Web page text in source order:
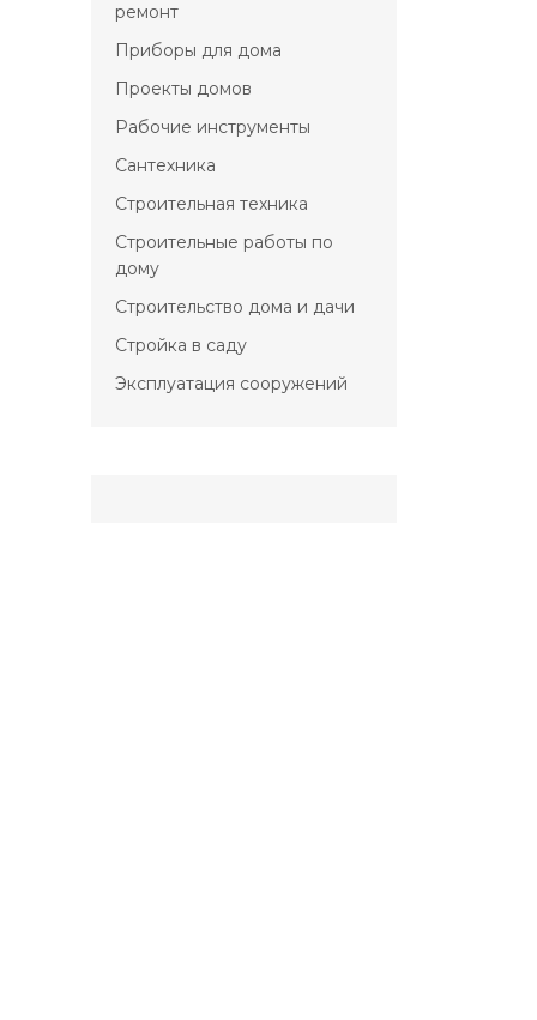
ремонт
Приборы для дома
Проекты домов
Рабочие инструменты
Сантехника
Строительная техника
Строительные работы по
дому
Строительство дома и дачи
Стройка в саду
Эксплуатация сооружений